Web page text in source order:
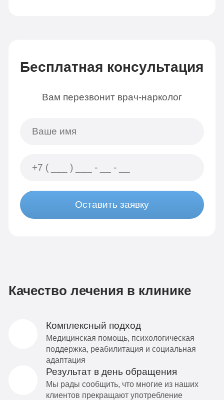
Бесплатная консультация
Вам перезвонит врач-нарколог
Оставить заявку
Качество лечения в клинике
Комплексный подход
Медицинская помощь, психологическая
поддержка, реабилитация и социальная
адаптация
Результат в день обращения
Мы рады сообщить, что многие из наших
клиентов прекращают употребление